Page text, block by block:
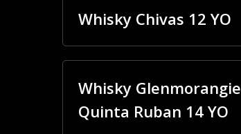
Whisky Chivas 12 YO
Whisky Glenmorangie
Quinta Ruban 14 YO